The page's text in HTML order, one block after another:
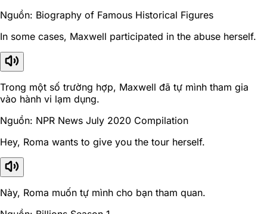
Nguồn: Biography of Famous Historical Figures
In some cases, Maxwell participated in the abuse herself.
Trong một số trường hợp, Maxwell đã tự mình tham gia
vào hành vi lạm dụng.
Nguồn: NPR News July 2020 Compilation
Hey, Roma wants to give you the tour herself.
Này, Roma muốn tự mình cho bạn tham quan.